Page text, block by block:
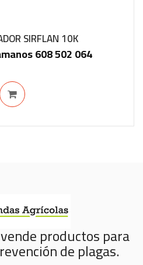
STOCK
SIRFLAN 10K
608 502 064
productos para
de plagas.